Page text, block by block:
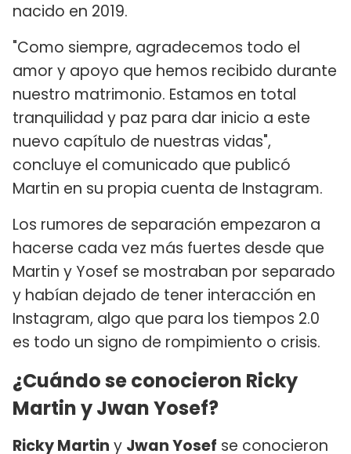
nacido en 2019.
"Como siempre, agradecemos todo el
amor y apoyo que hemos recibido durante
nuestro matrimonio. Estamos en total
tranquilidad y paz para dar inicio a este
nuevo capítulo de nuestras vidas",
concluye el comunicado que publicó
Martin en su propia cuenta de Instagram.
Los rumores de separación empezaron a
hacerse cada vez más fuertes desde que
Martin y Yosef se mostraban por separado
y habían dejado de tener interacción en
Instagram, algo que para los tiempos 2.0
es todo un signo de rompimiento o crisis.
¿Cuándo se conocieron Ricky
Martin y Jwan Yosef?
Ricky Martin y Jwan Yosef se conocieron